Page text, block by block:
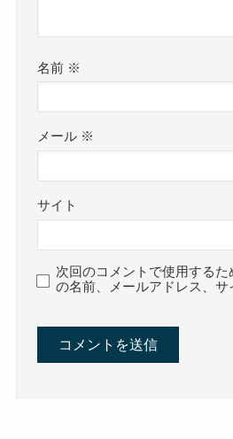
名前 ※
メール ※
サイト
次回のコメントで使用する
の名前、メールアドレス、サ